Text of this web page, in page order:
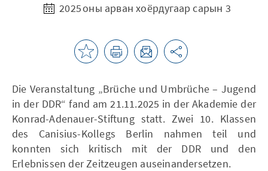
2025 оны арван хоёрдугаар сарын 3
Die Veranstaltung „Brüche und Umbrüche – Jugend
in der DDR“ fand am 21.11.2025 in der Akademie der
Konrad-Adenauer-Stiftung statt. Zwei 10. Klassen
des Canisius-Kollegs Berlin nahmen teil und
konnten sich kritisch mit der DDR und den
Erlebnissen der Zeitzeugen auseinandersetzen.